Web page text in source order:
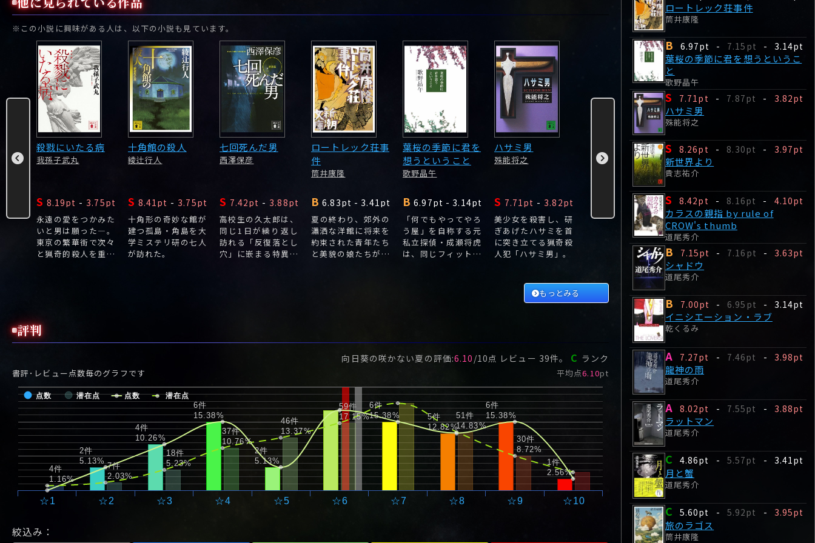
※この小説に興味がある人は、以下の小説も見ています。
アパ
殺戮にいたる病
我孫子武丸
S 8.19pt - 3.75pt
永遠の愛をつかみた
いと男は願った―。
東京の繁華街で次々
と猟奇的殺人を重ね
十角館の殺人
綾辻行人
S 8.41pt - 3.75pt
十角形の奇妙な館が
建つ孤島・角島を大
学ミステリ研の七人
が訪れた。
七回死んだ男
西澤保彦
S 7.42pt - 3.88pt
高校生の久太郎は、
同じ1日が繰り返し
訪れる「反復落とし
穴」に嵌まる特異体
ロートレック荘事
件
筒井康隆
B 6.83pt - 3.41pt
夏の終わり、郊外の
瀟洒な洋館に将来を
約束された青年たち
と美貌の娘たちが集
葉桜の季節に君を
想うということ
歌野晶午
B 6.97pt - 3.14pt
「何でもやってやろ
う屋」を自称する元
私立探偵・成瀬将虎
は、同じフィットネ
ハサミ男
殊能将之
S 7.71pt - 3.82pt
美少女を殺害し、研
ぎあげたハサミを首
に突き立てる猟奇殺
人犯「ハサミ男」。
新世界より
貴志祐介
3.97pt
1000年後の日本。
豊かな自然に抱かれ
た集落、神栖66町に
は純粋無垢な子ども
たちの歓声が響く。
カラスの親指 by
rule of CROW's
thumb
S 8.42pt 4.10pt
人生に敗れ、詐欺を
生業として生きる中
年二人組。ある日、
彼らの生活に一人の
少女が舞い込む。
シャドウ
B 7.15pt
人は、死
って、そ
―。その
もっとみる
評判
向日葵の咲かない夏 の評価:6.10 /10点 レビュー 39件。 C ランク
書評･レビュー点数毎のグラフです 平均点6.10pt
点数 潜在点 点数 潜在点
☆1 ☆2 ☆3 ☆4 ☆5 ☆6 ☆7 ☆8 ☆9 ☆10
2件
5.13%
4件
10.26%
6件
15.38%
2件
5.13%
6件
15.38%
5件
12.82%
6件
15.38%
1件
2.56%
4件
1.16%
7件
2.03%
18件
5.23%
37件
10.76%
46件
13.37%
59件
17.15%
51件
14.83%
30件
8.72%
絞込み：
ロートレック荘事件
筒井康隆
B 6.97pt - 7.15pt - 3.14pt
葉桜の季節に君を想うというこ
と
歌野晶午
S 7.71pt - 7.87pt - 3.82pt
ハサミ男
殊能将之
S 8.26pt - 8.30pt - 3.97pt
新世界より
貴志祐介
S 8.42pt - 8.16pt - 4.10pt
カラスの親指 by rule of
CROW's thumb
道尾秀介
B 7.15pt - 7.16pt - 3.63pt
シャドウ
道尾秀介
B 7.00pt - 6.95pt - 3.14pt
イニシエーション・ラブ
乾くるみ
A 7.27pt - 7.46pt - 3.98pt
龍神の雨
道尾秀介
A 8.02pt - 7.55pt - 3.88pt
ラットマン
道尾秀介
C 4.86pt - 5.57pt - 3.41pt
月と蟹
道尾秀介
C 5.60pt - 5.92pt - 3.95pt
旅のラゴス
筒井康隆